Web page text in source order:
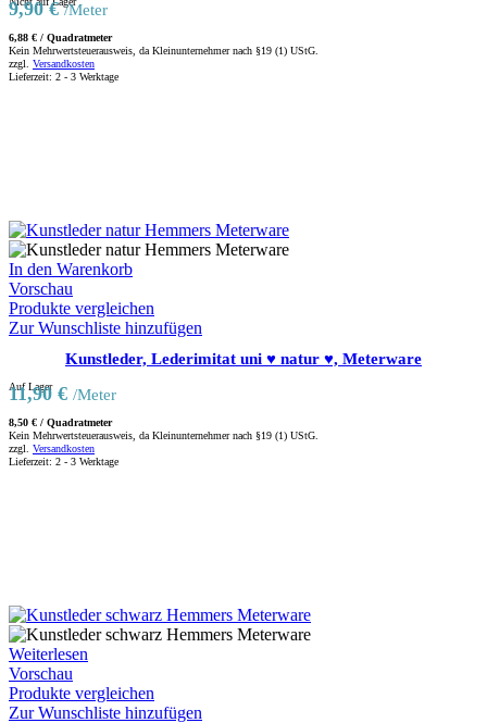
9,90€ /Meter
6,88 € / Quadratmeter
Kein Mehrwertsteuerausweis, da Kleinunternehmer nach §19 (1) UStG.
zzgl. Versandkosten
Lieferzeit: 2 - 3 Werktage
In den Warenkorb
Vorschau
Produkte vergleichen
Zur Wunschliste hinzufügen
Kunstleder, Lederimitat uni ♥ natur ♥, Meterware
Auf Lager
11,90 € /Meter
8,50 € / Quadratmeter
Kein Mehrwertsteuerausweis, da Kleinunternehmer nach §19 (1) UStG.
zzgl. Versandkosten
Lieferzeit: 2 - 3 Werktage
Weiterlesen
Vorschau
Produkte vergleichen
Zur Wunschliste hinzufügen